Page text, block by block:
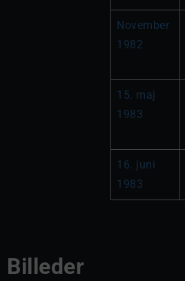
November
1982
15. maj
1983
16. juni
1983
Billeder